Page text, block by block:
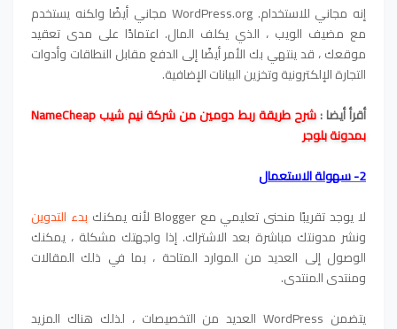
إنه مجاني للاستخدام. WordPress.org مجاني أيضًا ولكنه يستخدم
مع مضيف الويب ، الذي يكلف المال. اعتمادًا على مدى تعقيد
موقعك ، قد ينتهي بك الأمر أيضًا إلى الدفع مقابل النطاقات وأدوات
التجارة الإلكترونية وتخزين البيانات الإضافية.
أقرأ أيضا :
شرح طريقة ربط دومين من شركة نيم شيب NameCheap
بمدونة بلوجر
2- سهولة الاستعمال
لا يوجد تقريبًا منحنى تعليمي مع Blogger لأنه يمكنك
بدء التدوين
ونشر مدونتك مباشرة بعد الاشتراك. إذا واجهتك مشكلة ، يمكنك
الوصول إلى العديد من الموارد المتاحة ، بما في ذلك المقالات
ومنتدى المنتدى.
يتضمن WordPress العديد من التخصيصات ، لذلك هناك المزيد